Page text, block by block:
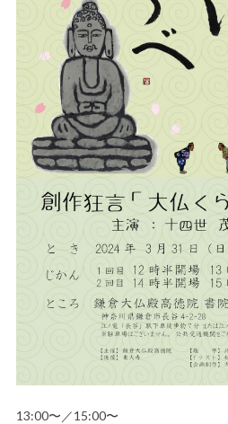
13:00〜／15:00〜